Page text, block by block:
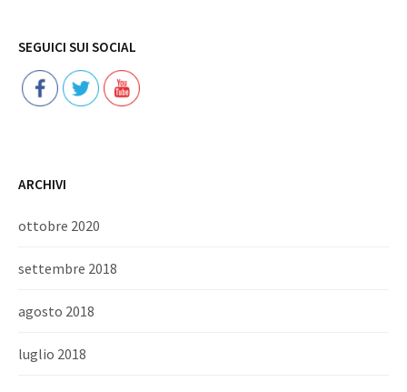
SEGUICI SUI SOCIAL
ARCHIVI
ottobre 2020
settembre 2018
agosto 2018
luglio 2018